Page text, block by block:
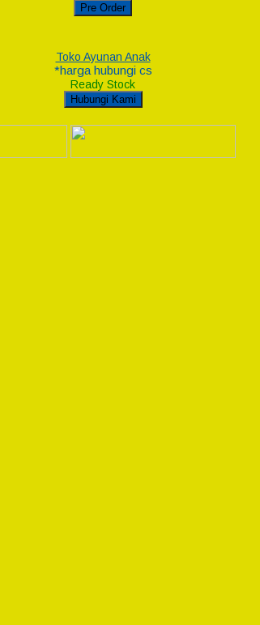
Pre Order
Toko Ayunan Anak
*harga hubungi cs
Ready Stock
Hubungi Kami